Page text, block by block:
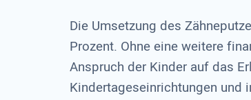
Die Umsetzung des
Prozent. Ohne eine weitere
Anspruch der Kinder auf das
Kindertageseinrichtungen und